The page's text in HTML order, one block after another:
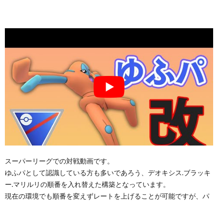
スーパーリーグでの対戦動画です。
ゆふパとして認識している方も多いであろう、デオキシス.ブラッキ
ー.マリルリの順番を入れ替えた構築となっています。
現在の環境でも順番を変えずレートを上げることが可能ですが、パ